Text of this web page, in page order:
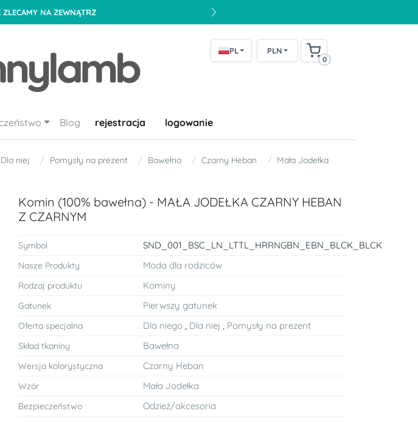
ZLECAMY NA ZEWNĄTRZ
PL PLN
0
Blog rejestracja logowanie
Dla niej Pomysły na prezent Bawełna Czarny Heban
Mała Jodełka
Komin (100% bawełna) - MAŁA JODEŁKA CZARNY HEBAN
Z CZARNYM
Symbol SND_001_BSC_LN_LTTL_HRRNGBN_EBN_BLCK_BLCK
Nasze Produkty Moda dla rodziców
Rodzaj produktu Kominy
Gatunek Pierwszy gatunek
Oferta specjalna Dla niego , Dla niej , Pomysły na prezent
Skład tkaniny Bawełna
Wersja kolorystyczna Czarny Heban
Wzór Mała Jodełka
Bezpieczeństwo Odzież/akcesoria